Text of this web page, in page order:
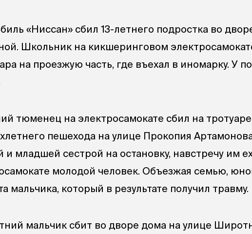
«Ниссан» сбил 13-летнего подростка во
Школьник на кикшеринговом
на проезжую часть, где въехал в иномарку. У
тюменец на электросамокате сбил на тротуаре
пешехода на улице Прокопия
и младшей сестрой на остановку, навстречу им
молодой человек. Объезжая семью,
мальчика, который в результате получил травму.
мальчик сбит во дворе дома на улице